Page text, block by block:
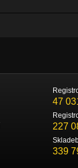
47
227
339